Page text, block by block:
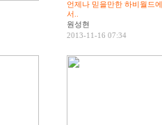
언제나 믿을만한 하비월드에
서..
원성현
2013-11-16 07:34